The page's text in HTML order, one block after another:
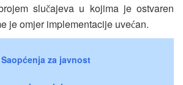
slučajeva u kojima je ostvaren
je omjer implementacije uvećan.
Saopćenja za javnost